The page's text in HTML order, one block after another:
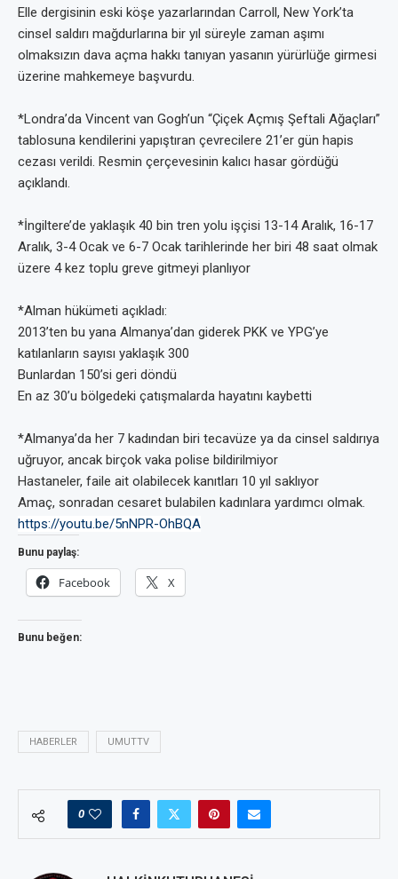
Elle dergisinin eski köşe yazarlarından Carroll, New York’ta
cinsel saldırı mağdurlarına bir yıl süreyle zaman aşımı
olmaksızın dava açma hakkı tanıyan yasanın yürürlüğe girmesi
üzerine mahkemeye başvurdu.
*Londra’da Vincent van Gogh’un “Çiçek Açmış Şeftali Ağaçları”
tablosuna kendilerini yapıştıran çevrecilere 21’er gün hapis
cezası verildi. Resmin çerçevesinin kalıcı hasar gördüğü
açıklandı.
*İngiltere’de yaklaşık 40 bin tren yolu işçisi 13-14 Aralık, 16-17
Aralık, 3-4 Ocak ve 6-7 Ocak tarihlerinde her biri 48 saat olmak
üzere 4 kez toplu greve gitmeyi planlıyor
*Alman hükümeti açıkladı:
2013’ten bu yana Almanya’dan giderek PKK ve YPG’ye
katılanların sayısı yaklaşık 300
Bunlardan 150’si geri döndü
En az 30’u bölgedeki çatışmalarda hayatını kaybetti
*Almanya’da her 7 kadından biri tecavüze ya da cinsel saldırıya
uğruyor, ancak birçok vaka polise bildirilmiyor
Hastaneler, faile ait olabilecek kanıtları 10 yıl saklıyor
Amaç, sonradan cesaret bulabilen kadınlara yardımcı olmak.
https://youtu.be/5nNPR-OhBQA
Bunu paylaş:
Facebook X
Bunu beğen:
HABERLER UMUTTV
0